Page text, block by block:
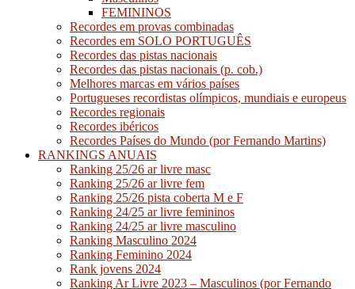
FEMININOS
Recordes em provas combinadas
Recordes em SOLO PORTUGUÊS
Recordes das pistas nacionais
Recordes das pistas nacionais (p. cob.)
Melhores marcas em vários países
Portugueses recordistas olímpicos, mundiais e europeus
Recordes regionais
Recordes ibéricos
Recordes Países do Mundo (por Fernando Martins)
RANKINGS ANUAIS
Ranking 25/26 ar livre masc
Ranking 25/26 ar livre fem
Ranking 25/26 pista coberta M e F
Ranking 24/25 ar livre femininos
Ranking 24/25 ar livre masculino
Ranking Masculino 2024
Ranking Feminino 2024
Rank jovens 2024
Ranking Ar Livre 2023 – Masculinos (por Fernando